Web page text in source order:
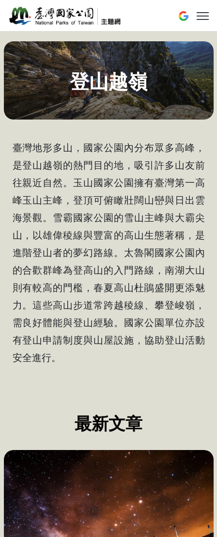
跳到主要內容區塊 展開或
登山越嶺
臺灣地形多山，國家公園內分布眾多高峰，
是登山越嶺的熱門目的地，吸引許多山友前
往親近自然。玉山國家公園擁有臺灣第一高
峰玉山主峰，登頂可俯瞰壯闊山巒與日出雲
海景觀。雪霸國家公園的雪山主峰與大霸尖
山，以雄偉稜線與豐富的高山生態著稱，是
進階登山者的夢幻路線。太魯閣國家公園內
的合歡群峰為登高山的入門路線，南湖大山
則有較高的門檻，春夏高山杜鵑盛開更添魅
力。這些高山步道常跨越稜線、攀登峻嶺，
需良好體能與登山經驗。國家公園單位亦設
有登山申請制度與山屋設施，協助登山活動
安全進行。
最新文章